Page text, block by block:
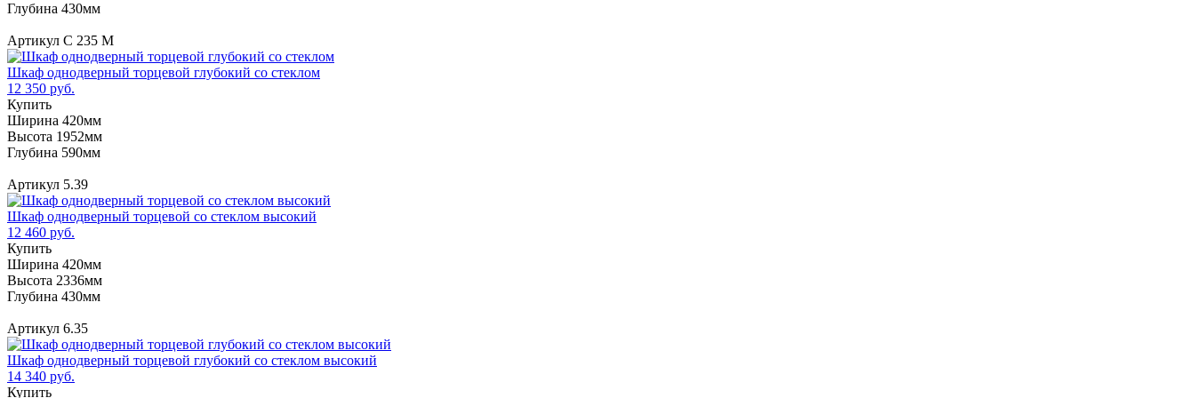
Глубина 430мм
Артикул С 235 М
Шкаф однодверный торцевой глубокий со стеклом
12 350 руб.
Купить
Ширина 420мм
Высота 1952мм
Глубина 590мм
Артикул 5.39
Шкаф однодверный торцевой со стеклом высокий
12 460 руб.
Купить
Ширина 420мм
Высота 2336мм
Глубина 430мм
Артикул 6.35
Шкаф однодверный торцевой глубокий со стеклом высокий
14 340 руб.
Купить